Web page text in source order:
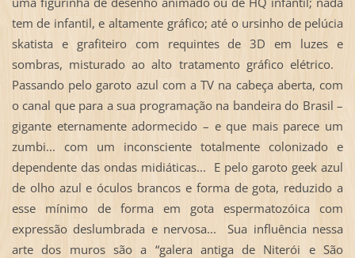
tem de infantil, e altamente gráfico; até o ursinho de pelúcia
skatista e grafiteiro com requintes de 3D em luzes e
sombras, misturado ao alto tratamento gráfico elétrico.
Passando pelo garoto azul com a TV na cabeça aberta, com
o canal que para a sua programação na bandeira do Brasil –
gigante eternamente adormecido – e que mais parece um
zumbi... com um inconsciente totalmente colonizado e
dependente das ondas midiáticas... E pelo garoto geek azul
de olho azul e óculos brancos e forma de gota, reduzido a
esse mínimo de forma em gota espermatozóica com
expressão deslumbrada e nervosa... Sua influência nessa
arte dos muros são a “galera antiga de Niterói e São